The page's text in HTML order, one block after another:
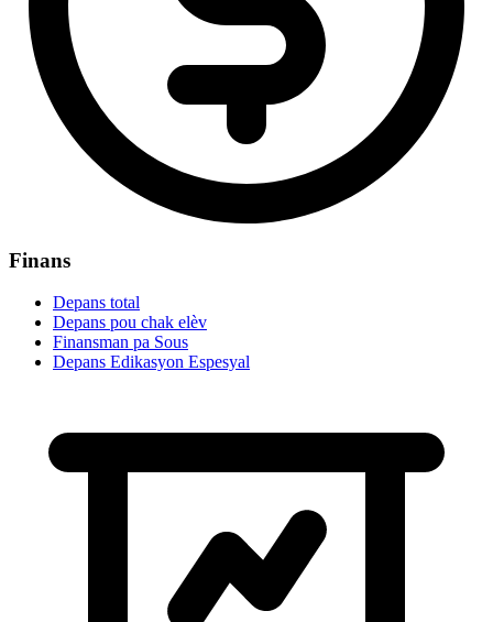
Finans
Depans total
Depans pou chak elèv
Finansman pa Sous
Depans Edikasyon Espesyal